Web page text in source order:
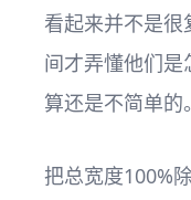
看起来并不是
间才弄懂他们
算还是不简单的。
把总宽度100%